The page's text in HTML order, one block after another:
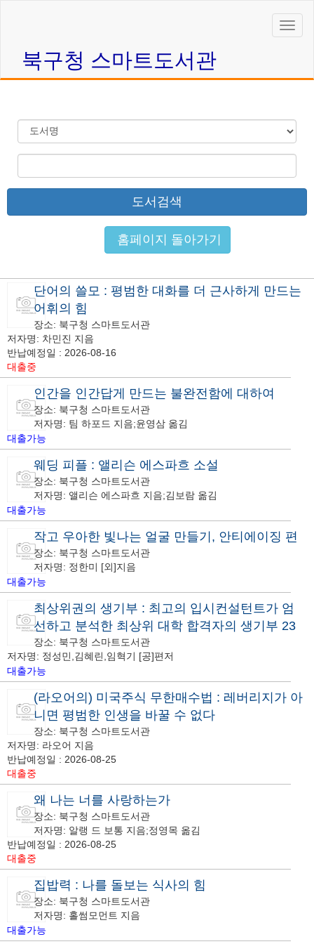
북구청 스마트도서관
홈페이지 돌아가기
단어의 쓸모 : 평범한 대화를 더 근사하게 만드는
어휘의 힘
장소: 북구청 스마트도서관
저자명: 차민진 지음
반납예정일 : 2026-08-16
대출중
인간을 인간답게 만드는 불완전함에 대하여
장소: 북구청 스마트도서관
저자명: 팀 하포드 지음;윤영삼 옮김
대출가능
웨딩 피플 : 앨리슨 에스파흐 소설
장소: 북구청 스마트도서관
저자명: 앨리슨 에스파흐 지음;김보람 옮김
대출가능
작고 우아한 빛나는 얼굴 만들기, 안티에이징 편
장소: 북구청 스마트도서관
저자명: 정한미 [외]지음
대출가능
최상위권의 생기부 : 최고의 입시컨설턴트가 엄
선하고 분석한 최상위 대학 합격자의 생기부 23
장소: 북구청 스마트도서관
저자명: 정성민,김혜린,임혁기 [공]편저
대출가능
(라오어의) 미국주식 무한매수법 : 레버리지가 아
니면 평범한 인생을 바꿀 수 없다
장소: 북구청 스마트도서관
저자명: 라오어 지음
반납예정일 : 2026-08-25
대출중
왜 나는 너를 사랑하는가
장소: 북구청 스마트도서관
저자명: 알랭 드 보통 지음;정영목 옮김
반납예정일 : 2026-08-25
대출중
집밥력 : 나를 돌보는 식사의 힘
장소: 북구청 스마트도서관
저자명: 홀썸모먼트 지음
대출가능